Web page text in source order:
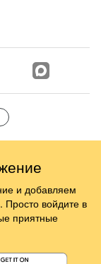
и добавляем
Просто войдите в
приятные